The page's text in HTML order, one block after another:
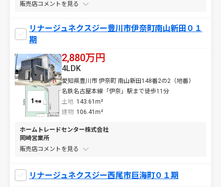
販売店コメントを
リナージュネクスジー豊川市伊奈町南山新田０１
期
2,880万円
愛知県豊川市 伊奈町 南山新田148番2の2（地番）
名鉄名古屋本線「伊奈」駅まで徒歩11分
土地 143.61m²
4LDK
建物 106.41m²
ホームトレードセンター株式会社
岡崎営業所
販売店コメントを
リナージュネクスジー西尾市巨海町０１期